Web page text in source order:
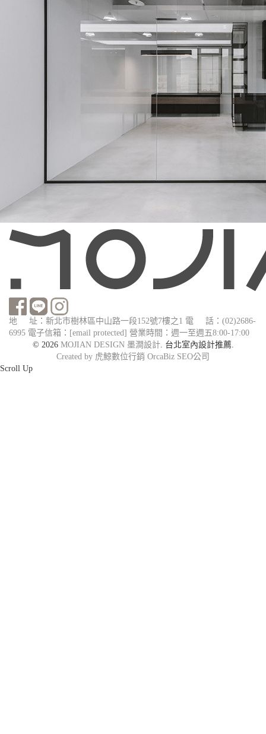
地 址：新北市樹林區中山路一段152號7樓之1 電 話：(02)2686-
6995 電子信箱： [email protected] 營業時間：週一至週五8:00-17:00
© 2026 MOJIAN DESIGN 墨澗設計. 台北室內設計推薦.
Created by 虎鯨數位行銷 OrcaBiz SEO公司
Scroll Up